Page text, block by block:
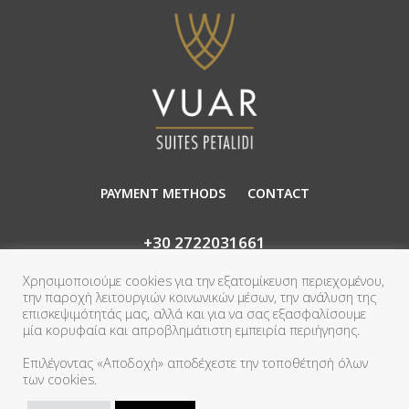
PAYMENT METHODS CONTACT
+30 2722031661
Χρησιμοποιούμε cookies για την εξατομίκευση περιεχομένου,
την παροχή λειτουργιών κοινωνικών μέσων, την ανάλυση της
επισκεψιμότητάς μας, αλλά και για να σας εξασφαλίσουμε
μία κορυφαία και απροβλημάτιστη εμπειρία περιήγησης.
Επιλέγοντας «Αποδοχή» αποδέχεστε την τοποθέτησή όλων
των cookies.